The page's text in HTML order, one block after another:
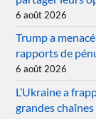
6 août 2026
Trump a
rapports de
6 août 2026
L’Ukraine a
grandes